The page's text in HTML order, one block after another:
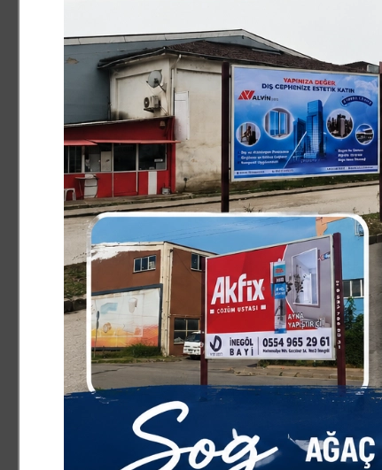
Osmangazi Belediyesi, çocukların yaz tatilini dolu
Yaz Film Gösterimleri" etkinliğiyle yazlık sinema
Osmangazi Belediyesi, çocuklara unutulmaz anlar
düzenlenen sosyal ve kültürel etkinliklerle çocuklar
yazlık sinema geleneği çocukların ayağına
birbirinden renkli animasyon filmleri, çocuklara açık
eşliğinde gerçekleştirilen film gösterimlerinde
yaz akşamlarının tadını çıkarıyor.
"Osmangazi’de Yaz Film Gösterimleri" etkinliğinin
sinemasında çocuklar, "Efsane Takım Bilim
öncesinde ve sonrasında arkadaşlarıyla vakit
duydukları memnuniyeti dile getirdi.
"Erkan Aydın başkanımız her zaman yanımızda"
Çocuklara yönelik hayata geçirilen etkinliklerden
Mehmet Akif Mahallesi Muhtarı Osman Sakin,
faydalı bireyler olmalarını önemsiyoruz. Bu
iletiyoruz. Sağ olsun Belediye Başkanımız Sayın
yanında oluyor. İlettiğimiz talepler kısa sürede
etkinlikler de mahallemize büyük değer katıyor.